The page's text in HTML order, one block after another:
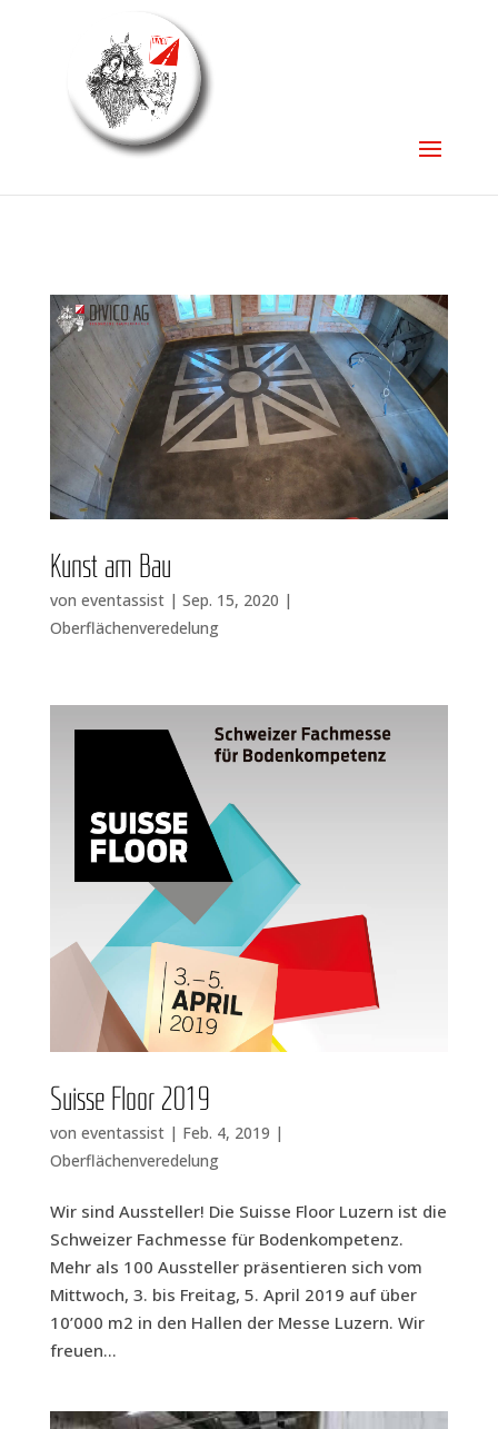
Kunst am Bau
von eventassist| Sep. 15, 2020 |
Oberflächenveredelung
Suis­se Flo­or 2019
von eventassist| Feb. 4, 2019 |
Oberflächenveredelung
Wir sind Aussteller! Die Suis­se Flo­or Luzern ist die
Schwei­zer Fach­mes­se für Boden­kom­pe­tenz.
Mehr als 100 Aus­stel­ler prä­sen­tie­ren sich vom
Mitt­woch, 3. bis Frei­tag, 5. April 2019 auf über
10’000 m2 in den Hal­len der Mes­se Luzern. Wir
freu­en...